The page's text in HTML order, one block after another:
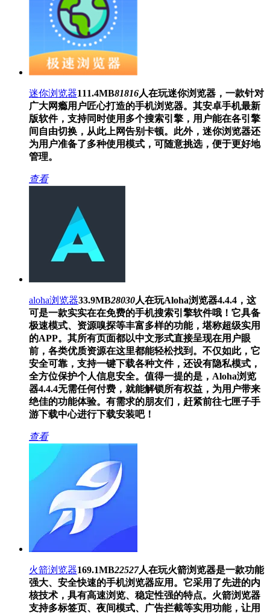
迷你浏览器111.4MB81816人在玩迷你浏览器，一款针对
广大网瘾用户匠心打造的手机浏览器。其安卓手机最新
版软件，支持同时使用多个搜索引擎，用户能在各引擎
间自由切换，从此上网告别卡顿。此外，迷你浏览器还
为用户准备了多种使用模式，可随意挑选，便于更好地
管理。
查看
aloha浏览器33.9MB28030人在玩Aloha浏览器4.4.4，这
可是一款实实在在免费的手机搜索引擎软件哦！它具备
极速模式、资源嗅探等丰富多样的功能，堪称超级实用
的APP。其所有页面都以中文形式直接呈现在用户眼
前，各类优质资源在这里都能轻松找到。不仅如此，它
安全可靠，支持一键下载各种文件，还设有隐私模式，
全方位保护个人信息安全。值得一提的是，Aloha浏览
器4.4.4无需任何付费，就能解锁所有权益，为用户带来
绝佳的功能体验。有需求的朋友们，赶紧前往七匣子手
游下载中心进行下载安装吧！
查看
火箭浏览器169.1MB22527人在玩火箭浏览器是一款功能
强大、安全快速的手机浏览器应用。它采用了先进的内
核技术，具有高速浏览、稳定性强的特点。火箭浏览器
支持多标签页、夜间模式、广告拦截等实用功能，让用